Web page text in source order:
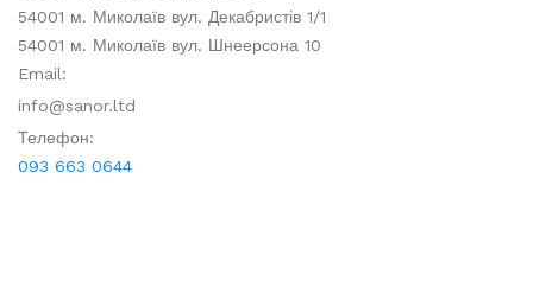
54001 м. Миколаїв вул. Декабристів 1/1
54001 м. Миколаїв вул. Шнеерсона 10
Email:
info@sanor.ltd
Телефон:
093 663 0644